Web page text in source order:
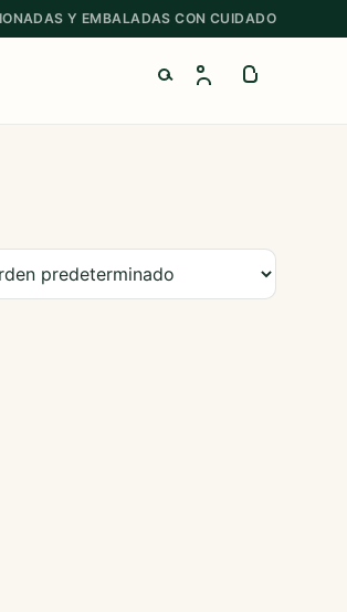
Y EMBALADAS CON CUIDADO
productos